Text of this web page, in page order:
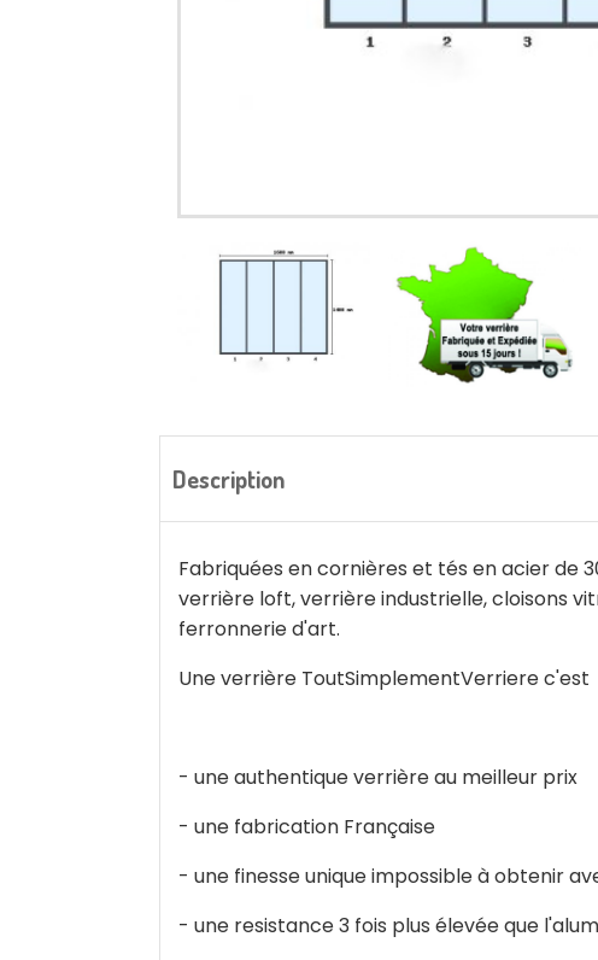
Description
Fabriquées en cornières et tés en acier de
verrière loft, verrière industrielle, cloisons
ferronnerie d'art.
Une verrière ToutSimplementVerriere c'est
- une authentique verrière au meilleur prix
- une fabrication Française
- une finesse unique impossible à obtenir
- une resistance 3 fois plus élevée que